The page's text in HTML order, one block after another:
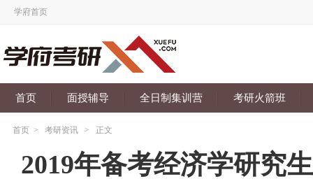
学府首页
首页 面授辅导 全日制集训营 考研火箭班
首页 > 考研资讯 > 正文
2019年备考经济学研究